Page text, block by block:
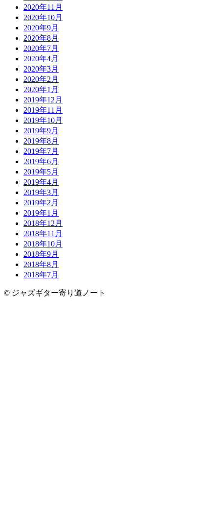
2020年11月
2020年10月
2020年9月
2020年8月
2020年7月
2020年4月
2020年3月
2020年2月
2020年1月
2019年12月
2019年11月
2019年10月
2019年9月
2019年8月
2019年7月
2019年6月
2019年5月
2019年4月
2019年3月
2019年2月
2019年1月
2018年12月
2018年11月
2018年10月
2018年9月
2018年8月
2018年7月
© ジャズギター寄り道ノート